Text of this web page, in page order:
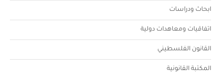
ابحاث ودراسات
اتفاقيات ومعاهدات دولية
القانون الفلسطيني
المكتبة القانونية